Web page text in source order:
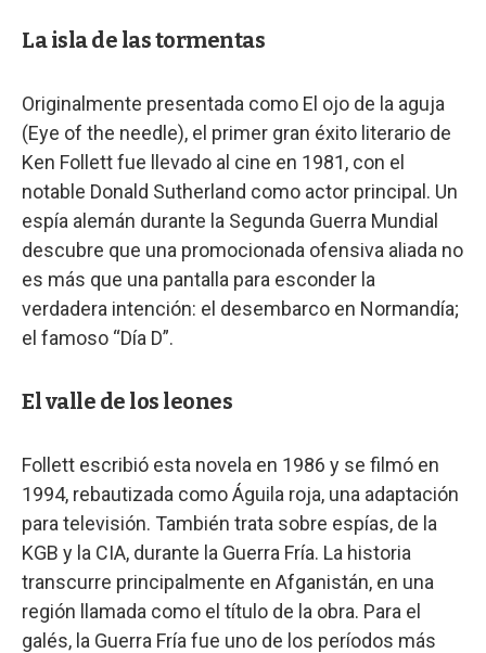
La isla de las tormentas
Originalmente presentada como El ojo de la aguja
(Eye of the needle), el primer gran éxito literario de
Ken Follett fue llevado al cine en 1981, con el
notable Donald Sutherland como actor principal. Un
espía alemán durante la Segunda Guerra Mundial
descubre que una promocionada ofensiva aliada no
es más que una pantalla para esconder la
verdadera intención: el desembarco en Normandía;
el famoso “Día D”.
El valle de los leones
Follett escribió esta novela en 1986 y se filmó en
1994, rebautizada como Águila roja, una adaptación
para televisión. También trata sobre espías, de la
KGB y la CIA, durante la Guerra Fría. La historia
transcurre principalmente en Afganistán, en una
región llamada como el título de la obra. Para el
galés, la Guerra Fría fue uno de los períodos más